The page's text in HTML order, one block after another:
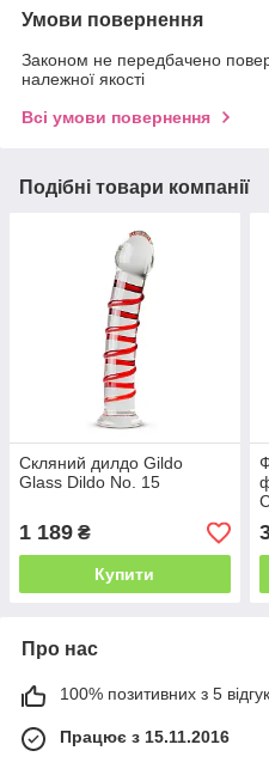
Умови повернення
Законом не передбачено
належної якості
Всі умови повернення
Подібні товари компанії
Скляний дилдо Gildo
Glass Dildo No. 15
1 189 ₴
Купити
Про нас
100% позитивних з 5
Працює з 15.11.2016